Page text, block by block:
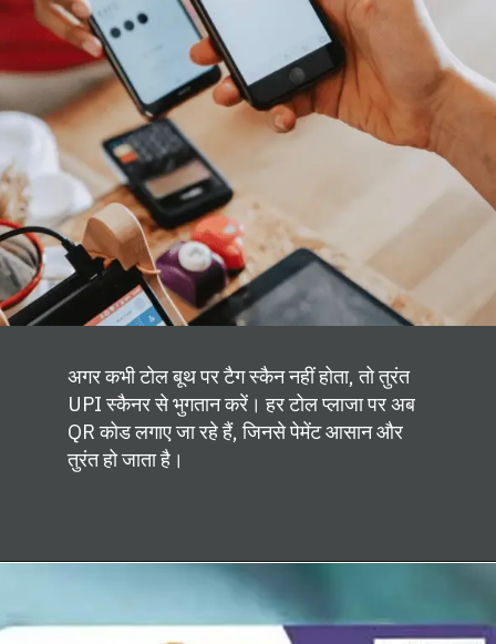
अगर कभी टोल बूथ पर टैग स्कैन नहीं होता, तो तुरंत
UPI स्कैनर से भुगतान करें। हर टोल प्लाजा पर अब
QR कोड लगाए जा रहे हैं, जिनसे पेमेंट आसान और
तुरंत हो जाता है।